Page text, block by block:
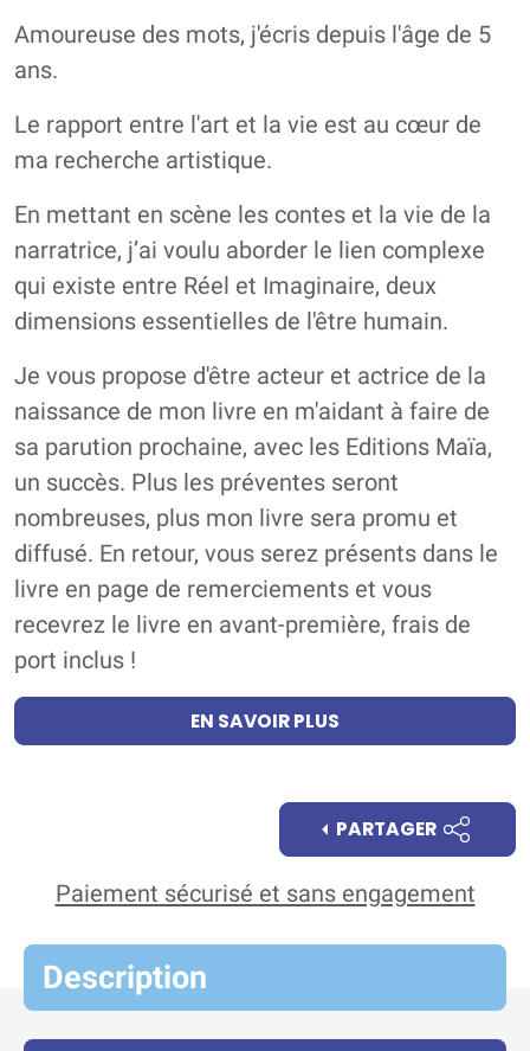
Amoureuse des mots, j'écris depuis l'âge de 5
ans.
Le rapport entre l'art et la vie est au cœur de
ma recherche artistique.
En mettant en scène les contes et la vie de la
narratrice, j’ai voulu aborder le lien complexe
qui existe entre Réel et Imaginaire, deux
dimensions essentielles de l'être humain.
Je vous propose d'être acteur et actrice de la
naissance de mon livre en m'aidant à faire de
sa parution prochaine, avec les Editions Maïa,
un succès. Plus les préventes seront
nombreuses, plus mon livre sera promu et
diffusé. En retour, vous serez présents dans le
livre en page de remerciements et vous
recevrez le livre en avant-première, frais de
port inclus !
EN SAVOIR PLUS
Paiement sécurisé et sans engagement
PARTAGER
Description